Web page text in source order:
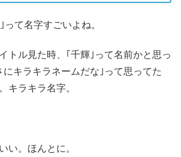
って名字すごいよね。
トル見た時、｢千輝｣って名前かと思っ
にキラキラネームだな｣って思ってた
キラキラ名字。
い。ほんとに。